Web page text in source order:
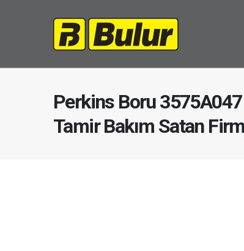
Perkins Boru
Tamir Bakım Satan